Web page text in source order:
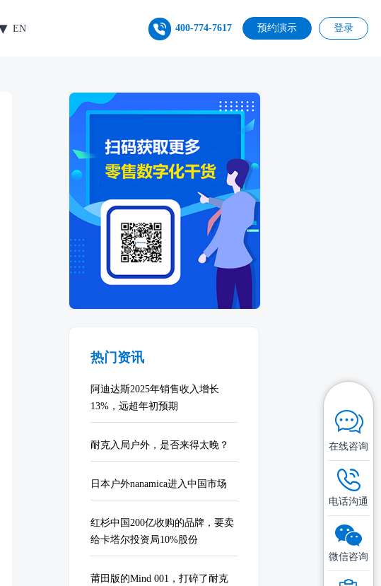
EN 400-774-7617 预约演示 登录
热门资讯
阿迪达斯2025年销售收入增长
13%，远超年初预期
耐克入局户外，是否来得太晚？
日本户外nanamica进入中国市场
红杉中国200亿收购的品牌，要卖
给卡塔尔投资局10%股份
莆田版的Mind 001，打碎了耐克
在线咨询
电话沟通
微信咨询